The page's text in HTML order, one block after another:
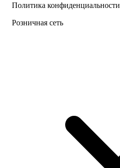
Политика конфиденциальности
Розничная сеть